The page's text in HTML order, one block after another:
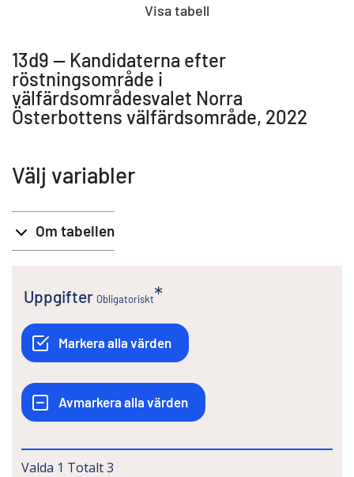
Visa tabell
13d9 -- Kandidaterna efter
röstningsområde i
välfärdsområdesvalet Norra
Österbottens välfärdsområde, 2022
Välj variabler
Om tabellen
Uppgifter Obligatoriskt
Valda 1 Totalt3